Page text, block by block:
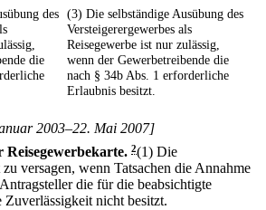
des
die
(3) Die selbständige Ausübung des
Versteigerergewerbes als
Reisegewerbe ist nur zulässig,
wenn der Gewerbetreibende die
nach § 34b Abs. 1 erforderliche
Erlaubnis besitzt.
2003–22. Mai 2007]
Reisegewerbekarte. 2(1) Die
versagen, wenn Tatsachen die Annahme
die für die beabsichtigte
nicht besitzt.